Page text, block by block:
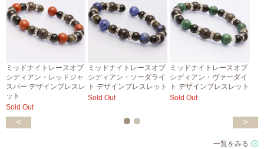
ミッドナイトレースオブ
シディアン・レッドジャ
スパー デザインブレスレ
ット
Sold Out
ミッドナイトレースオブ
シディアン・ソーダライ
ト デザインブレスレット
Sold Out
ミッドナイトレースオブ
シディアン・ヴァーダイ
ト デザインブレスレット
Sold Out
< >
一覧をみる